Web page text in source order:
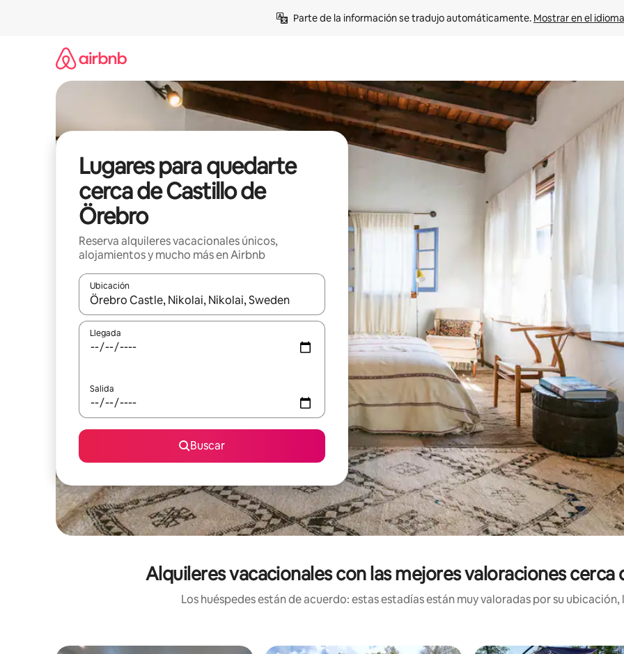
Parte de la información se tradujo automáticamente. Mostrar en el
Lugares para quedarte
cerca de Castillo de
Örebro
Reserva alquileres vacacionales únicos,
alojamientos y mucho más en Airbnb
Ubicación
Cuando los resultados estén disponibles, navega con las teclas de flecha hacia arriba y hacia abajo o explora con el
Llegada
Salida
Buscar
Alquileres vacacionales con las mejores valoraciones
Los huéspedes están de acuerdo: estas estadías están muy valoradas por su